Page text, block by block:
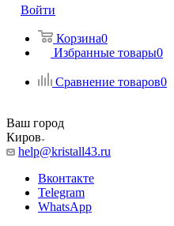
Войти
Корзина0
Избранные товары0
Сравнение товаров0
Ваш город
Киров
help@kristall43.ru
Вконтакте
Telegram
WhatsApp